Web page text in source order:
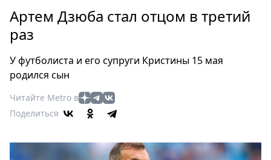
Россия
Еда
Мода
Театр
Афиша
Артем Дзюба стал отцом в третий
раз
У футболиста и его супруги Кристины 15 мая
родился сын
Читайте Metro в
Поделиться